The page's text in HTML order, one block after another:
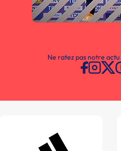
Ne ratez pas notre actu